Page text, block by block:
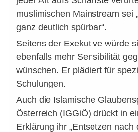
muslimischen Mainstream sei
ganz deutlich spürbar“.
Seitens der Exekutive würde
ebenfalls mehr Sensibilität
wünschen. Er plädiert für
Schulungen.
Auch die Islamische
Österreich (IGGiÖ) drückt in
Erklärung ihr „Entsetzen nach